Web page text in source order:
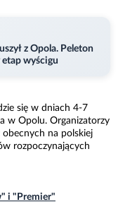
z Opola. Peleton
etap wyścigu
się w dniach 4-7
w Opolu. Organizatorzy
na polskiej
rozpoczynających
i "Premier"